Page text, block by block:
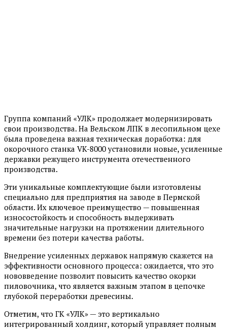
Группа компаний «УЛК» продолжает модернизировать
свои производства. На Вельском ЛПК в лесопильном цехе
была проведена важная техническая доработка: для
окорочного станка VK-8000 установили новые, усиленные
державки режущего инструмента отечественного
производства.
Эти уникальные комплектующие были изготовлены
специально для предприятия на заводе в Пермской
области. Их ключевое преимущество — повышенная
износостойкость и способность выдерживать
значительные нагрузки на протяжении длительного
времени без потери качества работы.
Внедрение усиленных державок напрямую скажется на
эффективности основного процесса: ожидается, что это
нововведение позволит повысить качество окорки
пиловочника, что является важным этапом в цепочке
глубокой переработки древесины.
Отметим, что ГК «УЛК» — это вертикально
интегрированный холдинг, который управляет полным